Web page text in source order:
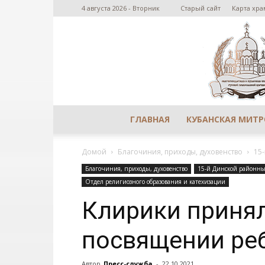
4 августа 2026 - Вторник Старый сайт Карта
ГЛАВНАЯ КУБАНСКАЯ
Домой Благочиния, приходы, духовенство
Благочиния, приходы, духовенство 15-й Динской
Отдел религиозного образования и катехизации
Клирики
посвящении